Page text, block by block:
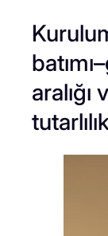
aralığı